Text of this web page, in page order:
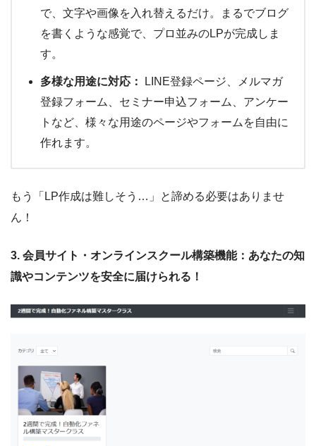
で、文字や画像を入れ替えるだけ。まるでブログ
を書くような感覚で、プロ並みのLPが完成しま
す。
多様な用途に対応：
LINE登録ページ、メルマガ
登録フォーム、セミナー申込フォーム、アンケー
トなど、様々な用途のページやフォームを自由に
作れます。
もう「LP作成は難しそう…」と諦める必要はありませ
ん！
3. 会員サイト・オンラインスクール構築機能：あなたの知
識やコンテンツを安全に届けられる！